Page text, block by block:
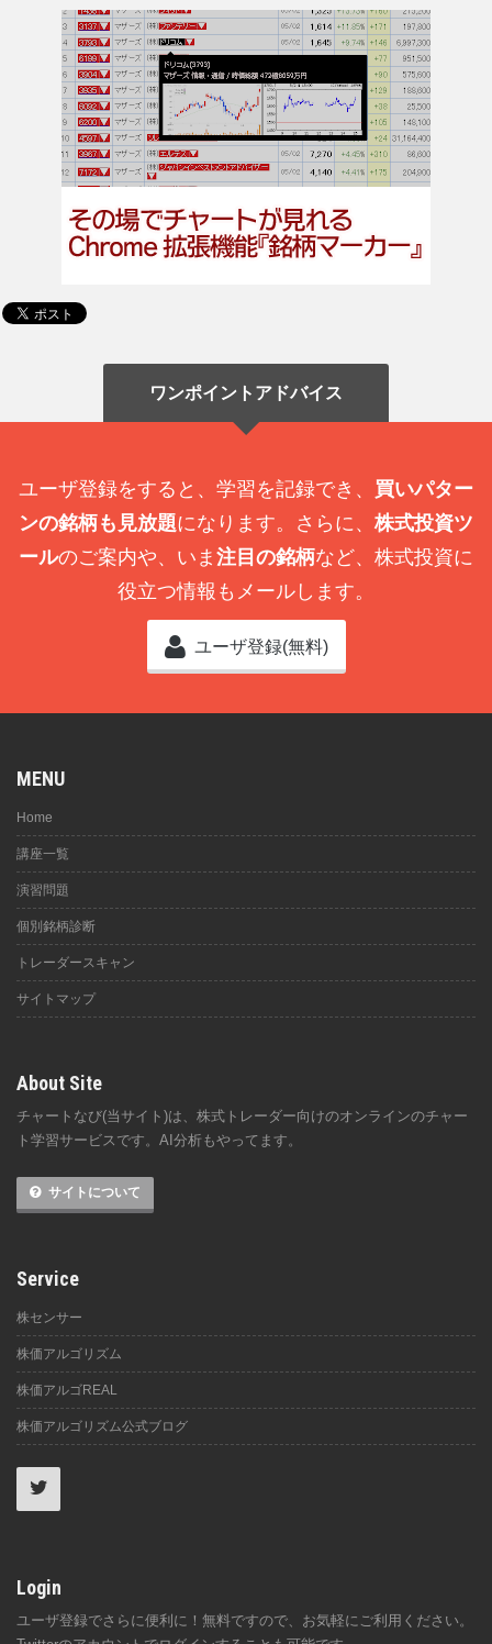
ワンポイントアドバイス
ユーザ登録をすると、学習を記録でき、 買いパター
ンの銘柄も見放題になります。さらに、 株式投資ツ
ールのご案内や、いま 注目の銘柄など、株式投資に
役立つ情報もメールします。
ユーザ登録(無料)
MENU
Home
講座一覧
演習問題
個別銘柄診断
トレーダースキャン
サイトマップ
About Site
チャートなび(当サイト)は、株式トレーダー向けのオンラインのチャー
ト学習サービスです。AI分析もやってます。
サイトについて
Service
株センサー
株価アルゴリズム
株価アルゴREAL
株価アルゴリズム公式ブログ
Login
ユーザ登録でさらに便利に！無料ですので、お気軽にご利用ください。